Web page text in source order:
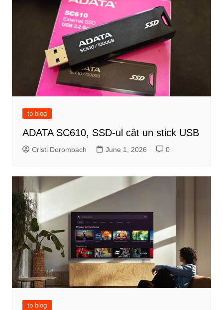
to blog
ADATA SC610, SSD-ul cât un stick USB
Cristi Dorombach June 1, 2026 0
to blog